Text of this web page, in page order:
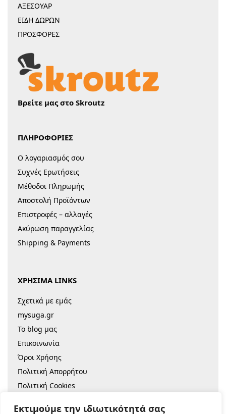
Εκτιμούμε την ιδιωτικότητά σας
ΑΞΕΣΟΥΑΡ
ΕΙΔΗ ΔΩΡΩΝ
ΠΡΟΣΦΟΡΕΣ
Βρείτε μας στο Skroutz
ΠΛΗΡΟΦΟΡΙΕΣ
Ο λογαριασμός σου
Συχνές Ερωτήσεις
Μέθοδοι Πληρωμής
Αποστολή Προϊόντων
Επιστροφές – αλλαγές
Ακύρωση παραγγελίας
Shipping & Payments
ΧΡΗΣΙΜΑ LINKS
Σχετικά με εμάς
mysuga.gr
Το blog μας
Επικοινωνία
Όροι Χρήσης
Πολιτική Απορρήτου
Πολιτική Cookies